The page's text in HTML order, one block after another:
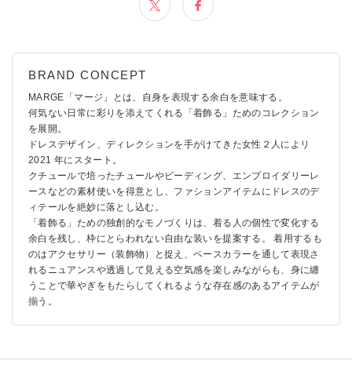
MARGE「マージ」とは、自身を表現する余白を意味する。
何気ない日常に彩りを添えてくれる「着飾る」ためのコレクション
を展開。
ドレスデザイン、ディレクションを手がけてきた女性２人によリ
2021 年にスタート。
クチュールで培ったチュールやビーディング、エンブロイダリーレ
ースなどの素材使いを得意とし、ファションアイテムにドレスのデ
ィテールを絶妙に落とし込む。
「着飾る」ための独創的なモノづくりは、着る人の個性で変化する
余白を残し、枠にとらわれない自由な装いを提案する。 着用するも
のはアクセサリー（装飾物）と捉え、ベースカラーを通して表現さ
れるニュアンスや透過して見える空気感を楽しみながらも、身に纏
うことで華やぎをもたらしてくれるような存在感のあるアイテムが
揃う。